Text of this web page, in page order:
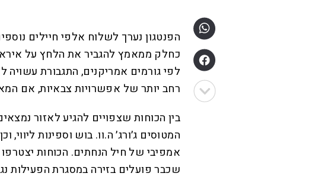
הפנטגון נערך לשלוח אלפי חיילים
כחלק ממאמץ להגביר את הלחץ על
לפי גורמים אמריקנים, התגבורת
רחב יותר של אפשרויות צבאיות, אם
אמפיבי של חיל הנחתים. הכוחות
שכבר פועלים בזירה במסגרת הפעילות